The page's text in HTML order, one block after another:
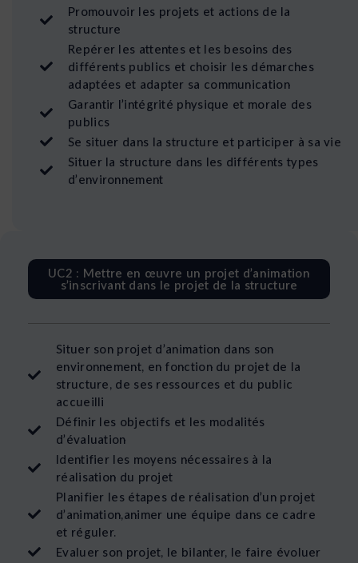
Promouvoir les projets et actions de la
structure
Repérer les attentes et les besoins des
différents publics et choisir les démarches
adaptées et adapter sa communication
Garantir l’intégrité physique et morale des
publics
Se situer dans la structure et participer à sa vie
Situer la structure dans les différents types
d’environnement
UC2 : Mettre en œuvre un projet d’animation
s’inscrivant dans le projet de la structure
Situer son projet d’animation dans son
environnement, en fonction du projet de la
structure, de ses ressources et du public
accueilli
Définir les objectifs et les modalités
d’évaluation
Identifier les moyens nécessaires à la
réalisation du projet
Planifier les étapes de réalisation d’un projet
d’animation,animer une équipe dans ce cadre
et réguler.
Evaluer son projet, le bilanter, le faire évoluer